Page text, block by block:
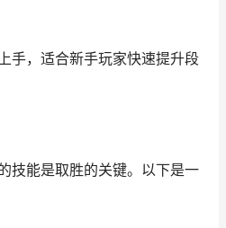
手，适合新手玩家快速提升段
技能是取胜的关键。以下是一